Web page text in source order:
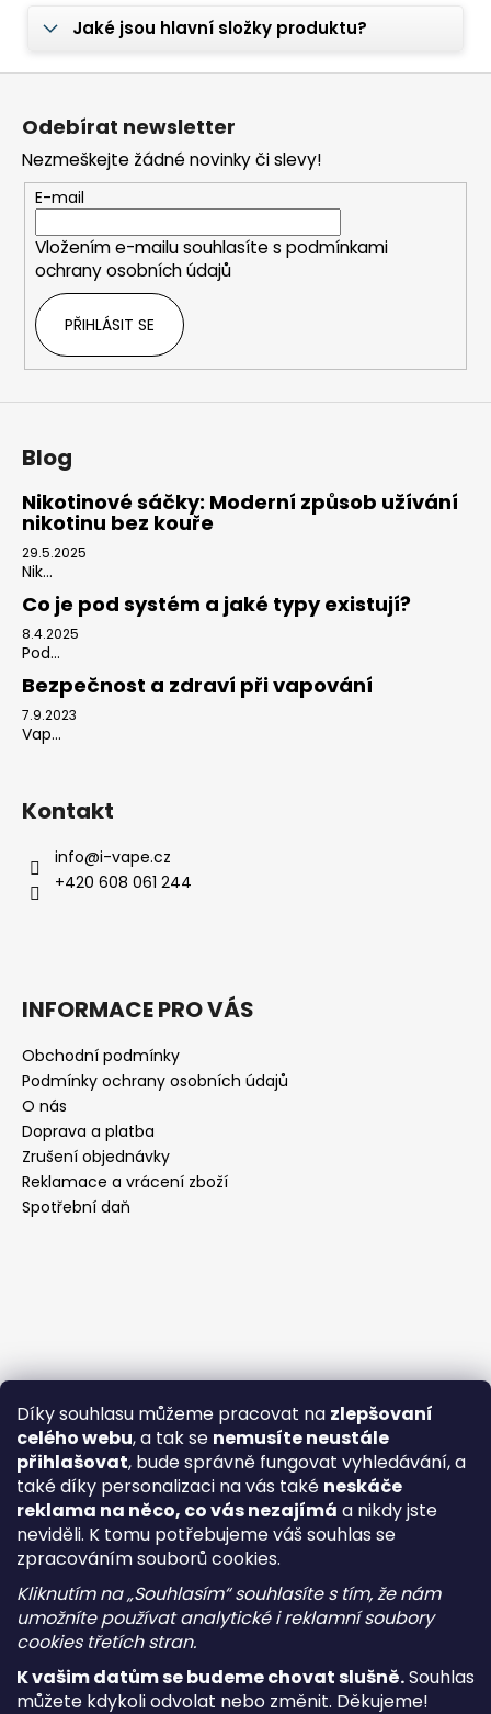
Díky souhlasu můžeme pracovat na zlepšovaní
celého webu, a tak se nemusíte neustále
přihlašovat, bude správně fungovat vyhledávání, a
také díky personalizaci na vás také neskáče
reklama na něco, co vás nezajímá a nikdy jste
neviděli. K tomu potřebujeme váš souhlas se
zpracováním souborů cookies.
Kliknutím na „Souhlasím“ souhlasíte s tím, že nám
umožníte používat analytické i reklamní soubory
cookies třetích stran.
K vašim datům se budeme chovat slušně.Souhlas
můžete kdykoli odvolat nebo změnit. Děkujeme!
Jaké jsou hlavní složky produktu?
Z
Odebírat newsletter
Nezmeškejte žádné novinky či slevy!
E-mail
Vložením e-mailu souhlasíte s podmínkami
ochrany osobních údajů
PŘIHLÁSIT SE
Blog
Nikotinové sáčky: Moderní způsob užívání
nikotinu bez kouře
29.5.2025
Nik...
Co je pod systém a jaké typy existují?
8.4.2025
Pod...
Bezpečnost a zdraví při vapování
7.9.2023
Vap...
Kontakt
info@i-vape.cz
+420 608 061 244
INFORMACE PRO VÁS
Obchodní podmínky
Podmínky ochrany osobních údajů
O nás
Doprava a platba
Zrušení objednávky
Reklamace a vrácení zboží
Spotřební daň